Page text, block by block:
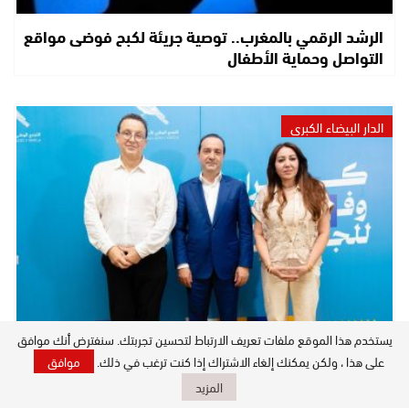
الرشد الرقمي بالمغرب.. توصية جريئة لكبح فوضى مواقع
التواصل وحماية الأطفال
الدار البيضاء الكبرى
“الأحرار” يهرب العمدة الرميلي إلى اللائحة الجهوية
ويرفض المغامرة بها في…
يستخدم هذا الموقع ملفات تعريف الارتباط لتحسين تجربتك. سنفترض أنك موافق
على هذا ، ولكن يمكنك إلغاء الاشتراك إذا كنت ترغب في ذلك.
موافق
المزيد